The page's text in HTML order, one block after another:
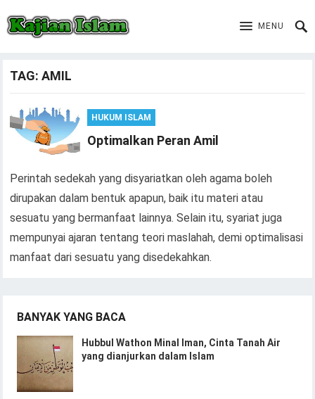
MENU
TAG:AMIL
HUKUM ISLAM
Optimalkan Peran Amil
Perintah sedekah yang disyariatkan oleh agama boleh
dirupakan dalam bentuk apapun, baik itu materi atau
sesuatu yang bermanfaat lainnya. Selain itu, syariat juga
mempunyai ajaran tentang teori maslahah, demi optimalisasi
manfaat dari sesuatu yang disedekahkan.
BANYAK YANG BACA
Hubbul Wathon Minal Iman, Cinta Tanah Air
yang dianjurkan dalam Islam